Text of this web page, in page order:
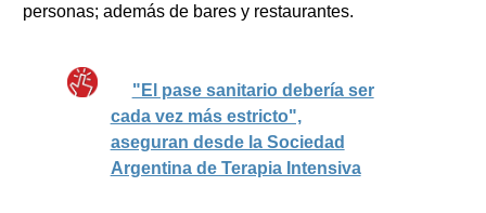
personas; además de bares y restaurantes.
"El pase sanitario debería ser
cada vez más estricto",
aseguran desde la Sociedad
Argentina de Terapia Intensiva